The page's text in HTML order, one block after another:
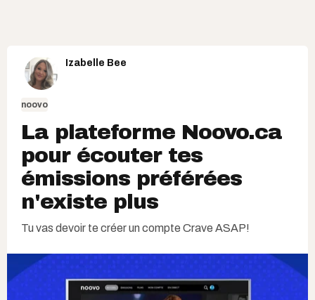
Izabelle Bee
noovo
La plateforme Noovo.ca
pour écouter tes
émissions préférées
n'existe plus
Tu vas devoir te créer un compte Crave ASAP!